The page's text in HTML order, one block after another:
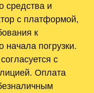
средства и
с платформой,
к
погрузки.
с
Оплата